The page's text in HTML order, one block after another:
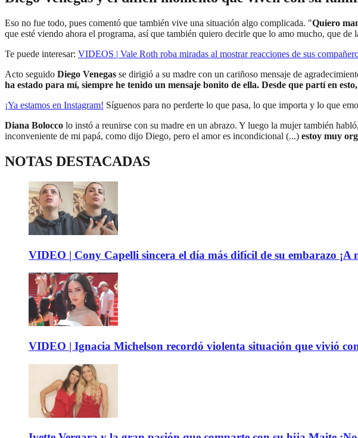
Eso no fue todo, pues comentó que también vive una situación algo complicada. "Quiero
que esté viendo ahora el programa, así que también quiero decirle que lo amo mucho, que
Te puede interesar: VIDEOS | Vale Roth roba miradas al mostrar reacciones de sus
Acto seguido Diego Venegas se dirigió a su madre con un cariñoso mensaje de
ha estado para mí, siempre he tenido un mensaje bonito de ella. Desde que partí en
¡Ya estamos en Instagram! Síguenos para no perderte lo que pasa, lo que importa y lo que
Diana Bolocco lo instó a reunirse con su madre en un abrazo. Y luego la mujer también
inconveniente de mi papá, como dijo Diego, pero el amor es incondicional (...) estoy muy
NOTAS DESTACADAS
VIDEO | Cony Capelli sincera el día más difícil de su embarazo ¡A
VIDEO | Ignacia Michelson recordó violenta situación que vivió